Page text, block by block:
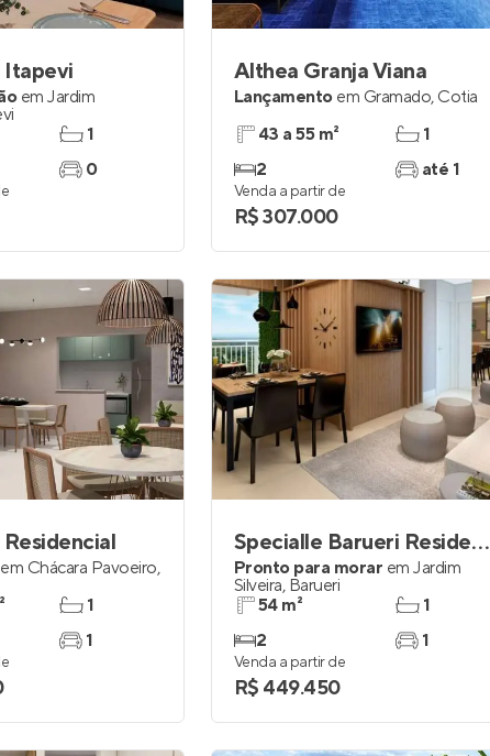
Itapevi
em Jardim
1
0
Althea Granja Viana
Lançamento em Gramado, Cotia
43 a 55 m²
2
1
até 1
Venda a partir de
R$ 307.000
em Chácara Pavoeiro,
1
1
Specialle Barueri Residencial
Pronto para morar em Jardim
Silveira, Barueri
54 m²
2
1
1
Venda a partir de
R$ 449.450